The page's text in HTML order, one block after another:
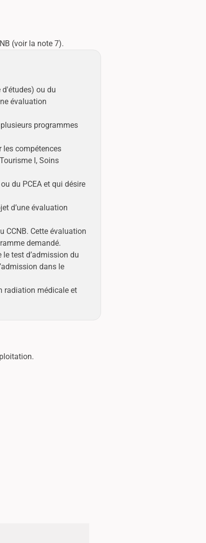
(voir la note 7).
ou du
évaluation
programmes
les compétences
I, Soins
du PCEA et qui désire
d’une évaluation
CCNB. Cette évaluation
demandé.
test d’admission du
dans le
radiation médicale et